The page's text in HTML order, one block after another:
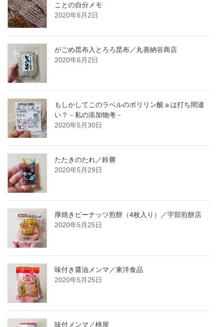
ことの自分メモ
2020年6月2日
がごめ昆布入とろろ昆布／丸善納谷商店
2020年6月2日
もしかしてこのラベルのポリリン酸ａは打ち間違
い？－私の添加物考－
2020年5月30日
たたきのたれ／鈴勝
2020年5月29日
厚焼きピーナッツ煎餅（4枚入り）／宇部煎餅店
2020年5月25日
味付き醤油メンマ／東洋食品
2020年5月25日
味付メンマ／桃屋